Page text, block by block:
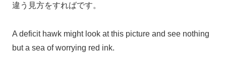
違う見方をすればです。
A deficit hawk might look at this picture and see nothing
but a sea of worrying red ink.